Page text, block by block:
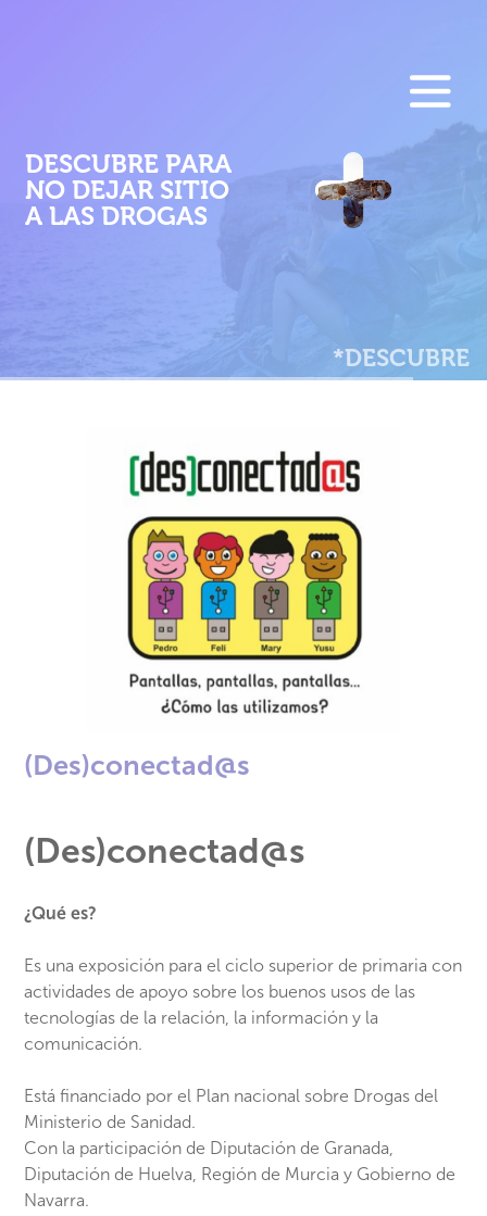
P
DESCUBRE PARA
NO DEJAR SITIO
A LAS DROGAS
*DESCUBRE
(Des)conectad@s
(Des)conectad@s
¿Qué es?
Es una exposición para el ciclo superior de primaria con
actividades de apoyo sobre los buenos usos de las
tecnologías de la relación, la información y la
comunicación.
Está financiado por el Plan nacional sobre Drogas del
Ministerio de Sanidad.
Con la participación de Diputación de Granada,
Diputación de Huelva, Región de Murcia y Gobierno de
Navarra.